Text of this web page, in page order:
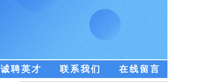
诚聘英才 联系我们 在线留言